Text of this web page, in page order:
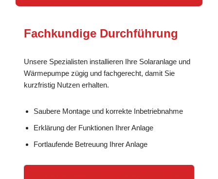
Fachkundige Durchführung
Unsere Spezialisten installieren Ihre Solaranlage und
Wärmepumpe zügig und fachgerecht, damit Sie
kurzfristig Nutzen erhalten.
Saubere Montage und korrekte Inbetriebnahme
Erklärung der Funktionen Ihrer Anlage
Fortlaufende Betreuung Ihrer Anlage